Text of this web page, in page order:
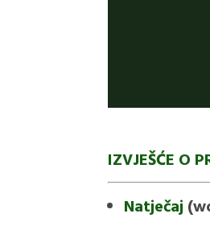
IZVJEŠĆE O
Natječaj